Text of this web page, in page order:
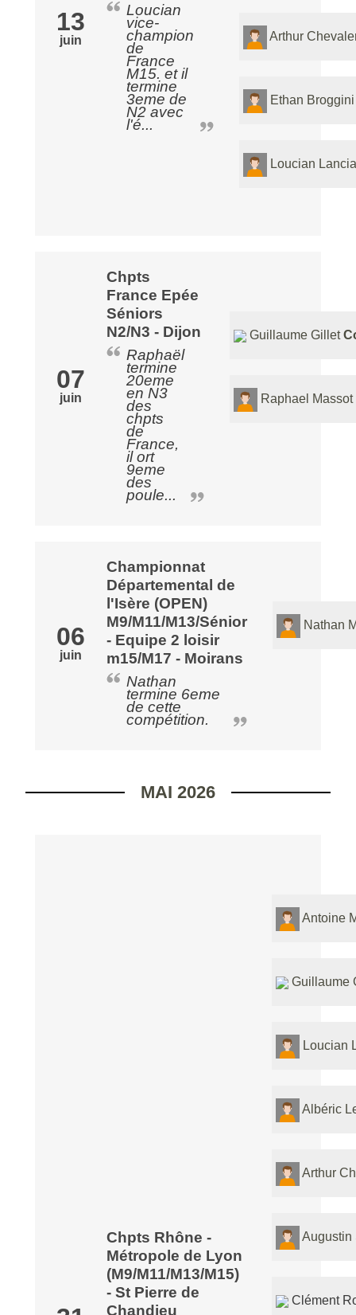
13
juin
Loucian
vice-
champion
de
France
M15. et il
termine
3eme de
N2 avec
l'é...
Arthur
Ethan
Loucian
07
juin
Chpts
France Epée
Séniors
N2/N3 - Dijon
Raphaël
termine
20eme
en N3
des
chpts
de
France,
il ort
9eme
des
poule...
Guillaume Gillet
Raphael Massot
06
juin
Championnat
Départemental de
l'Isère (OPEN)
M9/M11/M13/Sénior
- Equipe 2 loisir
m15/M17 - Moirans
Nathan
termine 6eme
de cette
compétition.
Nathan
MAI 2026
Chpts Rhône -
Métropole de Lyon
(M9/M11/M13/M15)
- St Pierre de
Chandieu
Antoine
Guillaume
Loucian
Albéric
Arthur
Clément